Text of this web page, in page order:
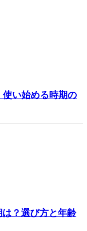
使い始める時期の
？選び方と年齢